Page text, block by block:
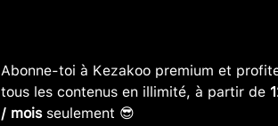
Abonne-toi à Kezakoo premium et
tous les contenus en illimité, à partir de
/ moisseulement 😎